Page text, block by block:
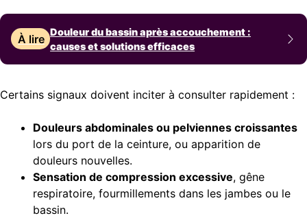
À lire
Douleur du bassin après accouchement :
causes et solutions efficaces
Certains signaux doivent inciter à consulter rapidement :
Douleurs abdominales ou pelviennes croissantes
lors du port de la ceinture, ou apparition de
douleurs nouvelles.
Sensation de compression excessive, gêne
respiratoire, fourmillements dans les jambes ou le
bassin.